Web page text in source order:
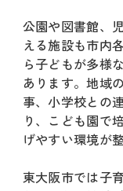
公園や図書館、
える施設も市内
ら子どもが多様
あります。地域
事、小学校との
り、こども園で
げやすい環境が
東大阪市では子